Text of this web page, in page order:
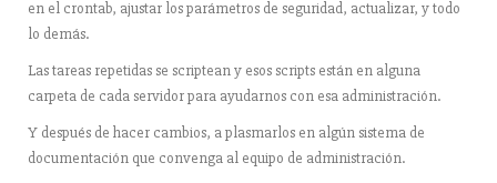
en el crontab, ajustar los parámetros de seguridad, actualizar, y todo
lo demás.
Las tareas repetidas se scriptean y esos scripts están en alguna
carpeta de cada servidor para ayudarnos con esa administración.
Y después de hacer cambios, a plasmarlos en algún sistema de
documentación que convenga al equipo de administración.